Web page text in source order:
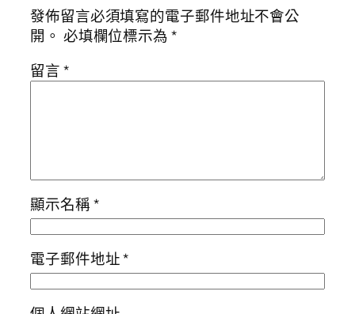
發佈留言必須填寫的電子郵件地址不會公
開。 必填欄位標示為*
留言*
顯示名稱*
電子郵件地址*